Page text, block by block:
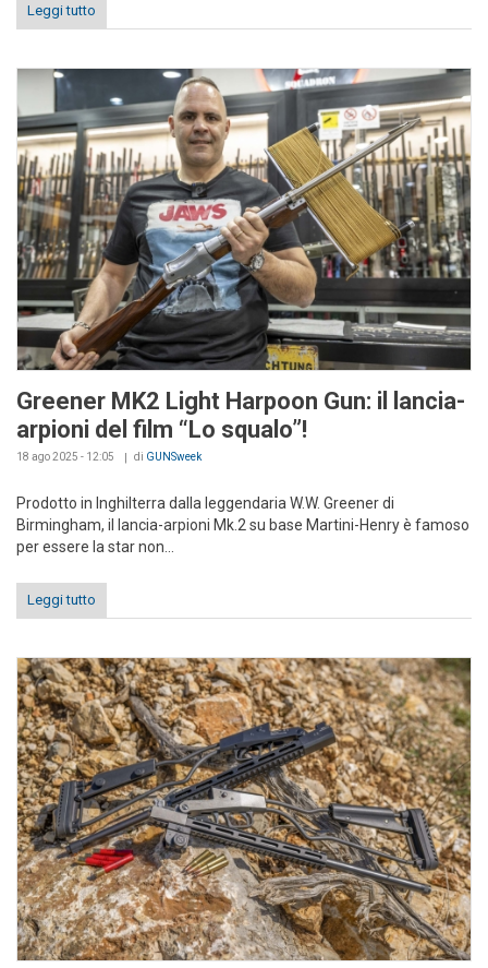
Leggi tutto
Greener MK2 Light Harpoon Gun: il lancia-
arpioni del film “Lo squalo”!
18 ago 2025 - 12:05 di GUNSweek
Prodotto in Inghilterra dalla leggendaria W.W. Greener di
Birmingham, il lancia-arpioni Mk.2 su base Martini-Henry è famoso
per essere la star non...
Leggi tutto